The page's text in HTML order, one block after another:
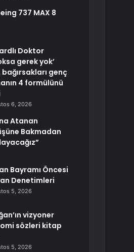
737 MAX 8
Doktor
gerek yok’
genç
4 formülünü
6, 2026
Atanan
Bakmadan
Bayramı Öncesi
Denetimleri
5, 2026
vizyoner
sözleri kitap
5, 2026